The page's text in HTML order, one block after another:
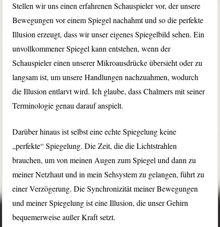
Stellen wir uns einen erfahrenen Schauspieler vor, der unsere
Bewegungen vor einem Spiegel nachahmt und so die perfekte
Illusion erzeugt, dass wir unser eigenes Spiegelbild sehen. Ein
unvollkommener Spiegel kann entstehen, wenn der
Schauspieler einen unserer Mikroausdrücke übersieht oder zu
langsam ist, um unsere Handlungen nachzuahmen, wodurch
die Illusion entlarvt wird. Ich glaube, dass Chalmers mit seiner
Terminologie genau darauf anspielt.
Darüber hinaus ist selbst eine echte Spiegelung keine
„perfekte“ Spiegelung. Die Zeit, die die Lichtstrahlen
brauchen, um von meinen Augen zum Spiegel und dann zu
meiner Netzhaut und in mein Sehsystem zu gelangen, führt zu
einer Verzögerung. Die Synchronizität meiner Bewegungen
und meiner Spiegelung ist eine Illusion, die unser Gehirn
bequemerweise außer Kraft setzt.